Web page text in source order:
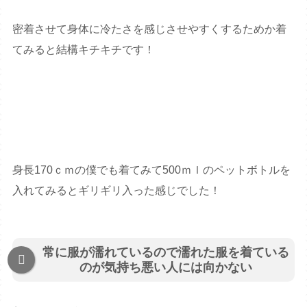
密着させて身体に冷たさを感じさせやすくするためか着
てみると結構キチキチです！
身長170ｃｍの僕でも着てみて500ｍｌのペットボトルを
入れてみるとギリギリ入った感じでした！
常に服が濡れているので濡れた服を着ている
のが気持ち悪い人には向かない